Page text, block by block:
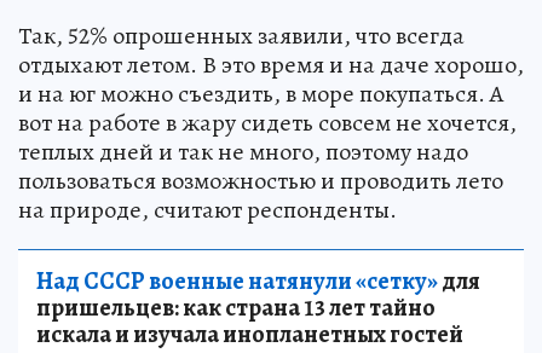
Так, 52% опрошенных заявили, что всегда
отдыхают летом. В это время и на даче хорошо,
и на юг можно съездить, в море покупаться. А
вот на работе в жару сидеть совсем не хочется,
теплых дней и так не много, поэтому надо
пользоваться возможностью и проводить лето
на природе, считают респонденты.
Над СССР военные натянули «сетку»для
пришельцев: как страна 13 лет тайно
искала и изучала инопланетных гостей